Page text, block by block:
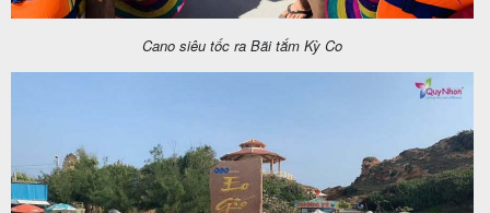
Cano siêu tốc ra Bãi tắm Kỳ Co